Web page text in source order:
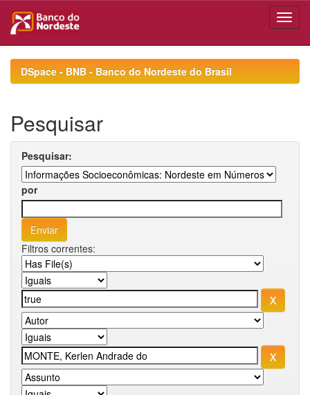
navigationDSpace - BNB - Banco do Nordeste do Brasil
Pesquisar
Pesquisar:
por
Filtros correntes: